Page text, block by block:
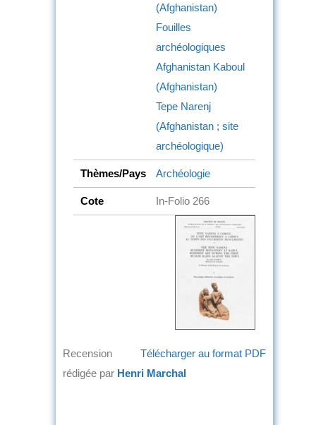
(Afghanistan)
Fouilles
archéologiques
Afghanistan Kaboul
(Afghanistan)
Tepe Narenj
(Afghanistan ; site
archéologique)
Thèmes/Pays Archéologie
Cote In-Folio 266
Télécharger au format PDF
Recension
rédigée par Henri Marchal